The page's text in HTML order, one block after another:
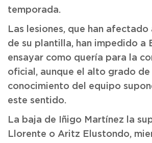
temporada.
Las lesiones, que han
de su plantilla, han impedido a
ensayar como quería para la
oficial, aunque el alto grado
conocimiento del equipo
este sentido.
La baja de Iñigo Martínez la
Llorente o Aritz Elustondo,